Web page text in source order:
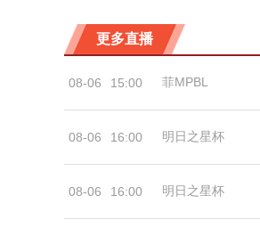
更多直播
08-06 15:00 菲MPBL
08-06 16:00 明日之星杯
08-06 16:00 明日之星杯